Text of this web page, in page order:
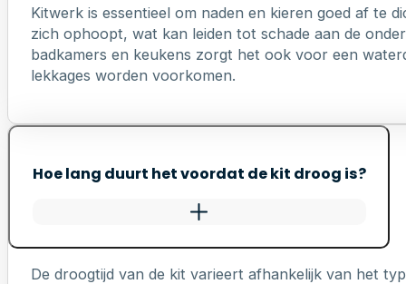
Kitwerk is essentieel om naden en kieren goed af te
zich ophoopt, wat kan leiden tot schade aan de
badkamers en keukens zorgt het ook voor een
lekkages worden voorkomen.
Hoe lang duurt het voordat de kit droog is?
De droogtijd van de kit varieert afhankelijk van het